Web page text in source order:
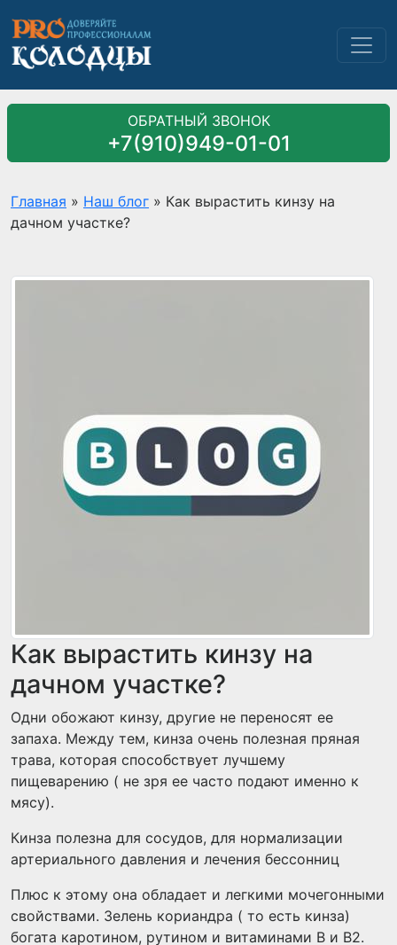
ОБРАТНЫЙ ЗВОНОК
+7(910)949-01-01
Главная » Наш блог » Как вырастить кинзу на
дачном участке?
Как вырастить кинзу на
дачном участке?
Одни обожают кинзу, другие не переносят ее
запаха. Между тем, кинза очень полезная пряная
трава, которая способствует лучшему
пищеварению ( не зря ее часто подают именно к
мясу).
Кинза полезна для сосудов, для нормализации
артериального давления и лечения бессонниц
Плюс к этому она обладает и легкими мочегонными
свойствами. Зелень кориандра ( то есть кинза)
богата каротином, рутином и витаминами В и В2.